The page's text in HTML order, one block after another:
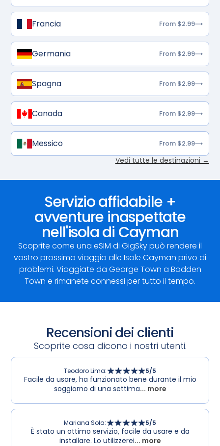
Francia From $2.99
Germania From $2.99
Spagna From $2.99
Canada From $2.99
Messico From $2.99
Vedi tutte le destinazioni →
Servizio affidabile +
avventure inaspettate
nell'isola di Cayman
Scoprite come una eSIM di GigSky può rendere il
vostro prossimo viaggio alle Isole Cayman privo di
problemi. Viaggiate da George Town a Bodden
Town e rimanete connessi per tutto il tempo.
Recensioni dei clienti
Scoprite cosa dicono i nostri utenti.
Teodoro Lima: 5/5
Facile da usare, ha funzionato bene durante il mio
soggiorno di una settima... more
Mariana Sola: 5/5
È stato un ottimo servizio, facile da usare e da
installare. Lo utilizzerei... more